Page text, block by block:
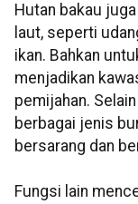
Hutan bakau
laut, seperti
ikan. Bahkan
menjadikan
pemijahan.
berbagai jenis
bersarang dan
Fungsi lain